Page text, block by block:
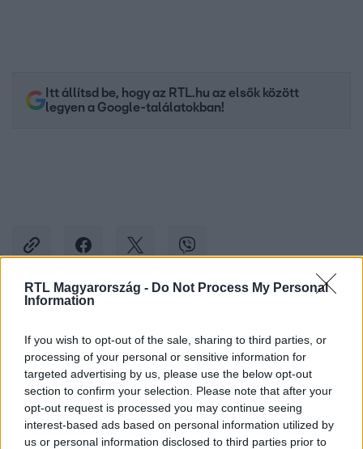
RTL Magyarország - Do Not Process My Personal
Information
If you wish to opt-out of the sale, sharing to third parties, or
processing of your personal or sensitive information for
targeted advertising by us, please use the below opt-out
section to confirm your selection. Please note that after your
opt-out request is processed you may continue seeing
interest-based ads based on personal information utilized by
us or personal information disclosed to third parties prior to
Itt állítsd be, hogy az RTL.hu az elsők között
legyen a Google-találatokban!
Facebookon is!